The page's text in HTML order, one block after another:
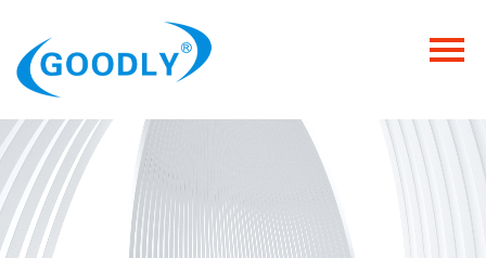
Продукция
ОТРАСЛИ
Категория
Новости